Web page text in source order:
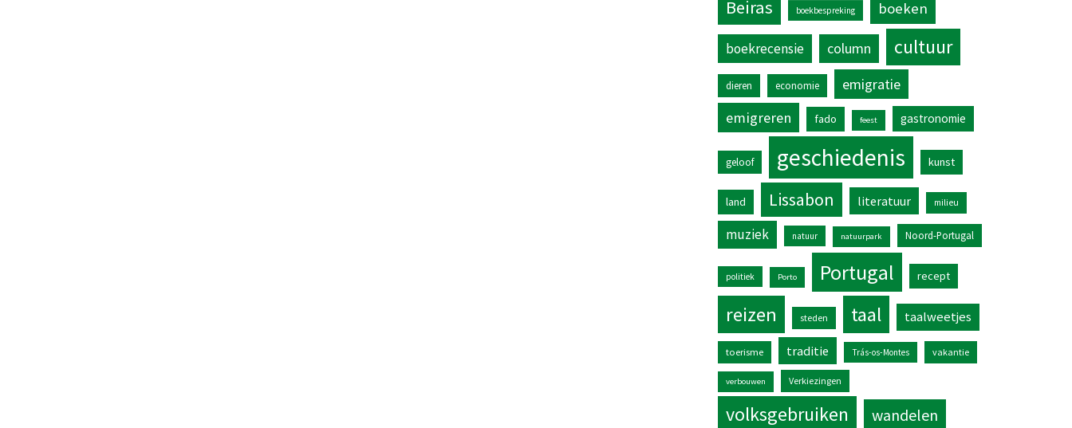
Beiras boekbespreking boeken
boekrecensie column cultuur
dieren economie
emigratie
emigreren
fado feest gastronomie
geloof geschiedenis kunst
land Lissabon literatuur milieu
muziek natuur natuurpark Noord-Portugal
politiek Porto Portugal recept
reizen steden taal taalweetjes
toerisme traditie Trás-os-Montes vakantie
verbouwen Verkiezingen
volksgebruiken wandelen